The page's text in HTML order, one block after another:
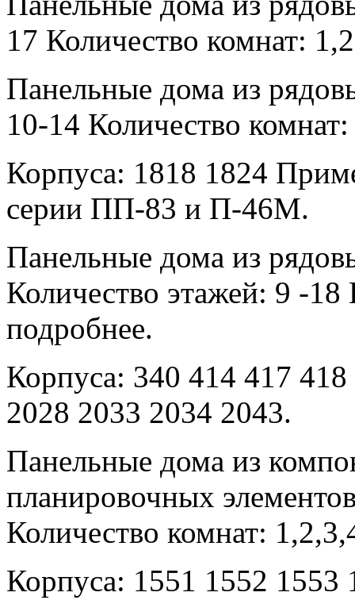
17 Количество комнат:
Панельные дома из
10-14 Количество
Корпуса: 1818 1824
серии ПП-83 и П-46М.
Панельные дома из
Количество этажей: 9 -
подробнее.
Корпуса: 340 414 417
2028 2033 2034 2043.
Панельные дома из
планировочных
Количество комнат:
Корпуса: 1551 1552 1553